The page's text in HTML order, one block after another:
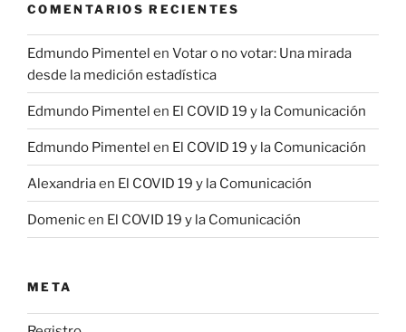
COMENTARIOS RECIENTES
Edmundo Pimentel en Votar o no votar: Una mirada
desde la medición estadística
Edmundo Pimentel en El COVID 19 y la Comunicación
Edmundo Pimentel en El COVID 19 y la Comunicación
Alexandriaen El COVID 19 y la Comunicación
Domenicen El COVID 19 y la Comunicación
META